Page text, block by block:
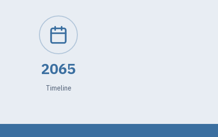
2065
Timeline